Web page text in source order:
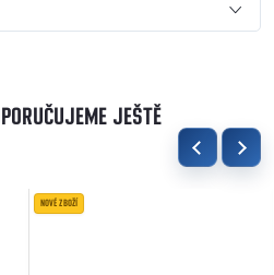
JEŠTĚ
NOVÉ ZBOŽÍ